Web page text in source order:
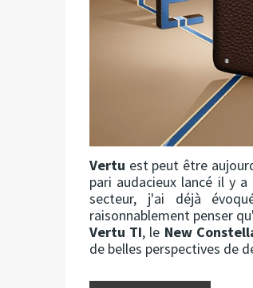
Vertu est peut être
pari audacieux lancé il y
secteur, j'ai déjà
raisonnablement penser
Vertu TI, le New
de belles perspectives de